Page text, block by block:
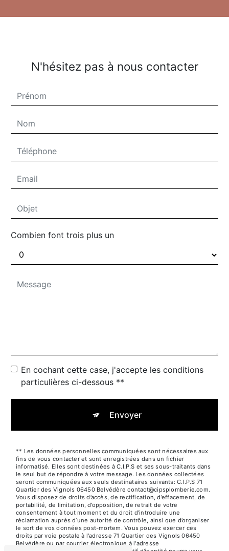
N'hésitez pas à nous contacter
Combien font trois plus un
En cochant cette case, j'accepte les conditions
particulières ci-dessous **
Envoyer
** Les données personnelles communiquées sont nécessaires aux
fins de vous contacter et sont enregistrées dans un fichier
informatisé. Elles sont destinées à C.I.P.S et ses sous-traitants dans
le seul but de répondre à votre message. Les données collectées
seront communiquées aux seuls destinataires suivants: C.I.P.S 71
Quartier des Vignols 06450 Belvédère contact@cipsplomberie.com.
Vous disposez de droits d’accès, de rectification, d’effacement, de
portabilité, de limitation, d’opposition, de retrait de votre
consentement à tout moment et du droit d’introduire une
réclamation auprès d’une autorité de contrôle, ainsi que d’organiser
le sort de vos données post-mortem. Vous pouvez exercer ces
droits par voie postale à l'adresse 71 Quartier des Vignols 06450
Belvédère ou par courrier électronique à l'adresse